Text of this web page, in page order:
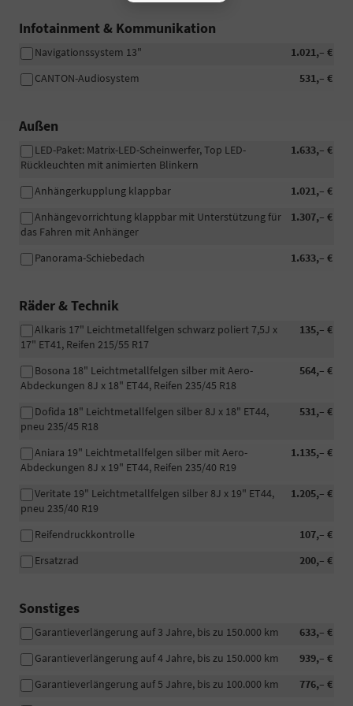
Infotainment & Kommunikation
1.021,– €
Navigationssystem 13"
531,– €
CANTON-Audiosystem
Außen
1.633,– €
LED-Paket: Matrix-LED-Scheinwerfer, Top LED-
Rückleuchten mit animierten Blinkern
1.021,– €
Anhängerkupplung klappbar
1.307,– €
Anhängevorrichtung klappbar mit Unterstützung für
das Fahren mit Anhänger
1.633,– €
Panorama-Schiebedach
Räder & Technik
135,– €
Alkaris 17" Leichtmetallfelgen schwarz poliert 7,5J x
17" ET41, Reifen 215/55 R17
564,– €
Bosona 18" Leichtmetallfelgen silber mit Aero-
Abdeckungen 8J x 18" ET44, Reifen 235/45 R18
531,– €
Dofida 18" Leichtmetallfelgen silber 8J x 18" ET44,
pneu 235/45 R18
1.135,– €
Aniara 19" Leichtmetallfelgen silber mit Aero-
Abdeckungen 8J x 19" ET44, Reifen 235/40 R19
1.205,– €
Veritate 19" Leichtmetallfelgen silber 8J x 19" ET44,
pneu 235/40 R19
107,– €
Reifendruckkontrolle
200,– €
Ersatzrad
Sonstiges
633,– €
Garantieverlängerung auf 3 Jahre, bis zu 150.000 km
939,– €
Garantieverlängerung auf 4 Jahre, bis zu 150.000 km
776,– €
Garantieverlängerung auf 5 Jahre, bis zu 100.000 km